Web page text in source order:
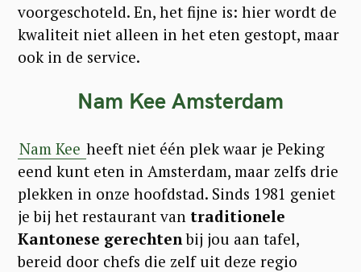
voorgeschoteld. En, het fijne is: hier wordt de
kwaliteit niet alleen in het eten gestopt, maar
ook in de service.
Nam Kee Amsterdam
Nam Kee heeft niet één plek waar je Peking
eend kunt eten in Amsterdam, maar zelfs drie
plekken in onze hoofdstad. Sinds 1981 geniet
je bij het restaurant van traditionele
Kantonese gerechtenbij jou aan tafel,
bereid door chefs die zelf uit deze regio